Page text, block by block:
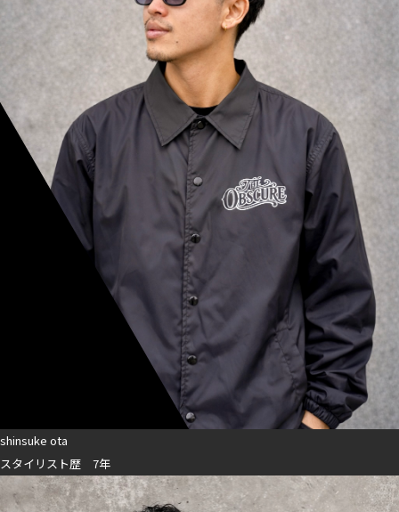
shinsuke ota
スタイリスト歴 7年